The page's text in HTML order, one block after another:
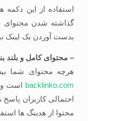
استفاده از این
گذاشته شدن محتوای
بدست آوردن بک لینک
– محتوای کامل و بلند
هرچه محتوای شما
backlinko.com است و
احتمالی کاربران
محتوا از هدینگ ها